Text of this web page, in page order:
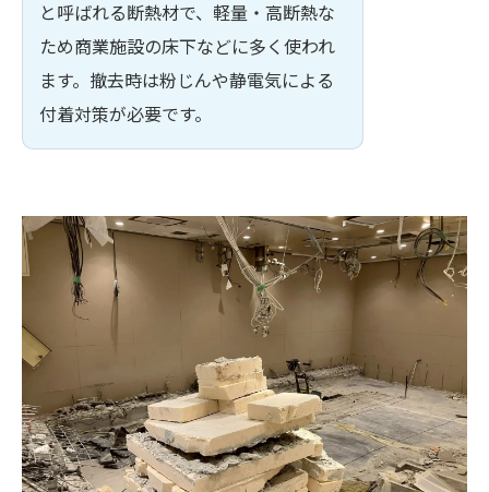
と呼ばれる断熱材で、軽量・高断熱な
ため商業施設の床下などに多く使われ
ます。撤去時は粉じんや静電気による
付着対策が必要です。